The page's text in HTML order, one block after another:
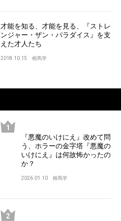
才能を知る、才能を見る、『ストレ
ンジャー・ザン・パラダイス』を支
えた才人たち
2018.10.15 相馬学
『悪魔のいけにえ』改めて問
う、ホラーの金字塔『悪魔の
いけにえ』は何故怖かったの
か？
2026.01.10 相馬学